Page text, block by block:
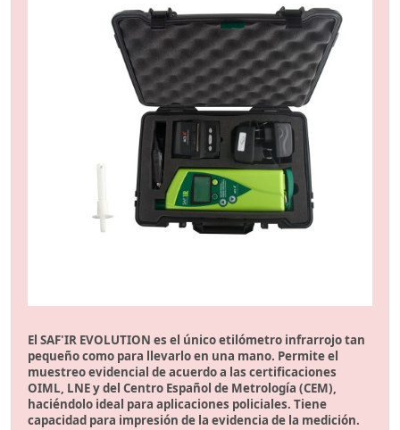
El SAF'IR EVOLUTION es el único etilómetro infrarrojo tan
pequeño como para llevarlo en una mano. Permite el
muestreo evidencial de acuerdo a las certificaciones
OIML, LNE y del Centro Español de Metrología (CEM),
haciéndolo ideal para aplicaciones policiales. Tiene
capacidad para impresión de la evidencia de la medición.